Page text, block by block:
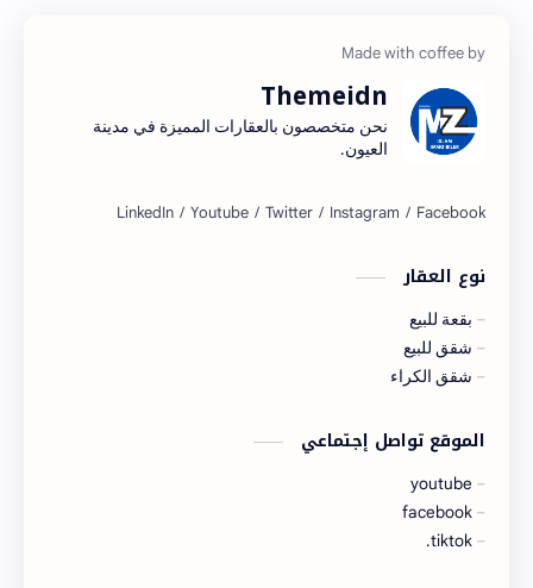
Themeidn
نحن متخصصون بالعقارات المميزة في مدينة
العيون.
نوع العقار
بقعة للبيع
شقق للبيع
شقق الكراء
الموقع تواصل إجتماعي
youtube
facebook
tiktok.